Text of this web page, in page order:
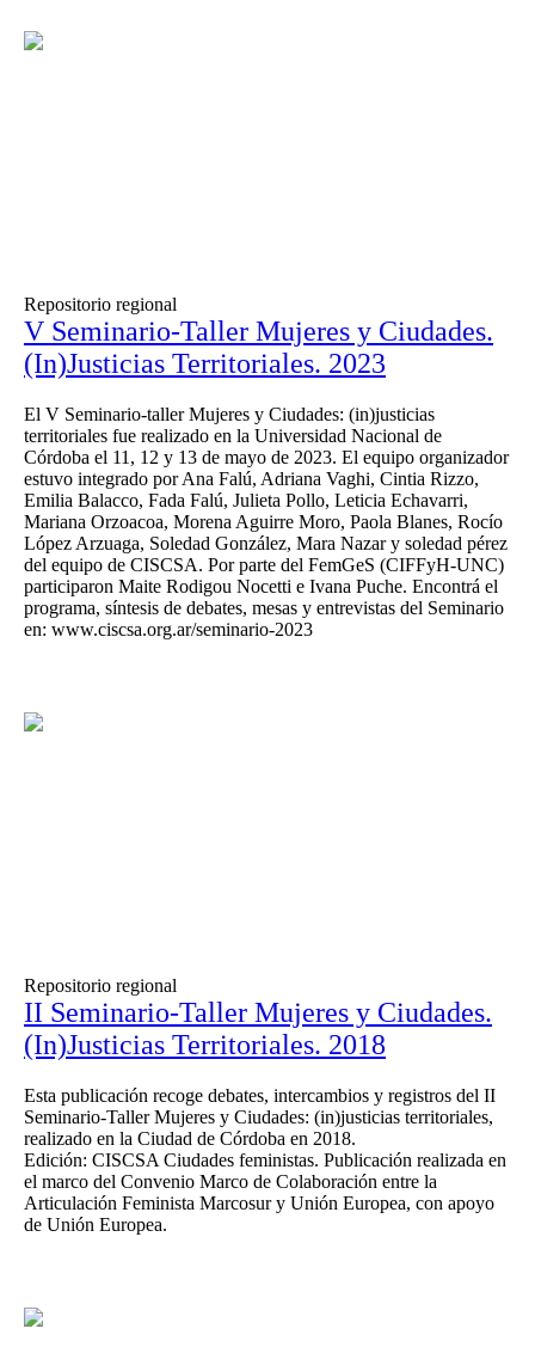
Repositorio regional
V Seminario-Taller Mujeres y Ciudades.
(In)Justicias Territoriales. 2023
El V Seminario-taller Mujeres y Ciudades: (in)justicias
territoriales fue realizado en la Universidad Nacional de
Córdoba el 11, 12 y 13 de mayo de 2023. El equipo organizador
estuvo integrado por Ana Falú, Adriana Vaghi, Cintia Rizzo,
Emilia Balacco, Fada Falú, Julieta Pollo, Leticia Echavarri,
Mariana Orzoacoa, Morena Aguirre Moro, Paola Blanes, Rocío
López Arzuaga, Soledad González, Mara Nazar y soledad pérez
del equipo de CISCSA. Por parte del FemGeS (CIFFyH-UNC)
participaron Maite Rodigou Nocetti e Ivana Puche. Encontrá el
programa, síntesis de debates, mesas y entrevistas del Seminario
en: www.ciscsa.org.ar/seminario-2023
Repositorio regional
II Seminario-Taller Mujeres y Ciudades.
(In)Justicias Territoriales. 2018
Esta publicación recoge debates, intercambios y registros del II
Seminario-Taller Mujeres y Ciudades: (in)justicias territoriales,
realizado en la Ciudad de Córdoba en 2018.
Edición: CISCSA Ciudades feministas. Publicación realizada en
el marco del Convenio Marco de Colaboración entre la
Articulación Feminista Marcosur y Unión Europea, con apoyo
de Unión Europea.